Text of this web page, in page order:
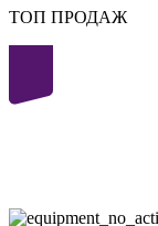
ТОП ПРОДАЖ